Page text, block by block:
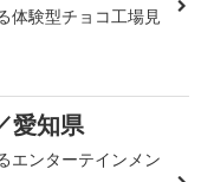
体験型チョコ工場見
愛知県
エンターテインメン